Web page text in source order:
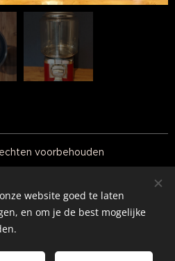
voorbehouden
Cookies
Talen
English
website goed te laten
en om je de best mogelijke